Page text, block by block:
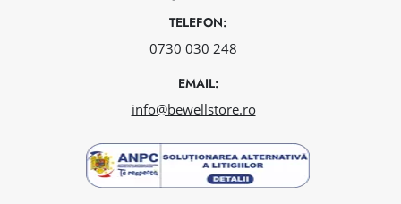
TELEFON:
0730 030 248
EMAIL:
info@bewellstore.ro